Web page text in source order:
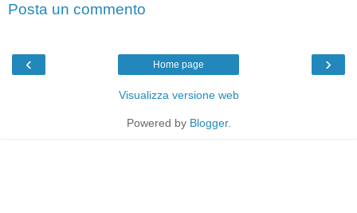
Posta un commento
‹ ›
Home page
Visualizza versione web
Powered by Blogger.